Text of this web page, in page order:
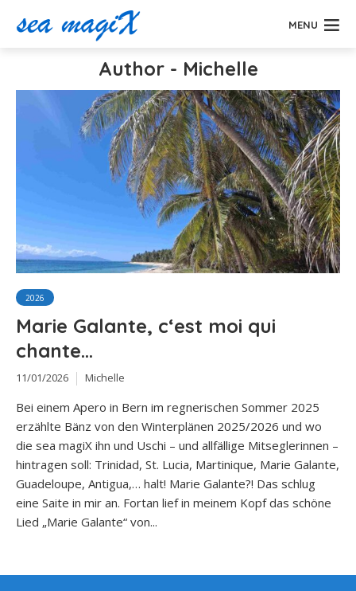
MENU
Author - Michelle
2026
Marie Galante, c‘est moi qui
chante…
11/01/2026 Michelle
Bei einem Apero in Bern im regnerischen Sommer 2025
erzählte Bänz von den Winterplänen 2025/2026 und wo
die sea magiX ihn und Uschi – und allfällige Mitseglerinnen –
hintragen soll: Trinidad, St. Lucia, Martinique, Marie Galante,
Guadeloupe, Antigua,… halt! Marie Galante?! Das schlug
eine Saite in mir an. Fortan lief in meinem Kopf das schöne
Lied „Marie Galante“ von...